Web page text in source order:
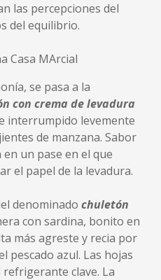
las percepciones del
del equilibrio.
se pasa a la
con crema de levadura
interrumpido levemente
de manzana. Sabor
un pase en el que
el papel de la levadura.
denominado chuletón
con sardina, bonito en
más agreste y recia por
pescado azul. Las hojas
clave. La